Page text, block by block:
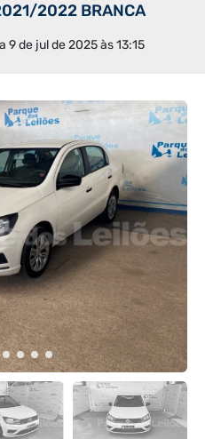
2022 BRANCA
9 de jul de 2025 às 13:15